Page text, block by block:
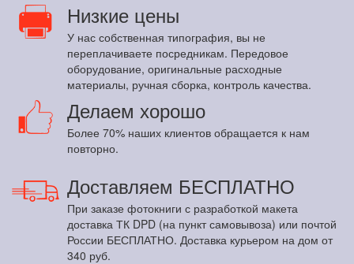
Низкие цены
У нас собственная типография, вы не
переплачиваете посредникам. Передовое
оборудование, оригинальные расходные
материалы, ручная сборка, контроль качества.
Делаем хорошо
Более 70% наших клиентов обращается к нам
повторно.
Доставляем БЕСПЛАТНО
При заказе фотокниги с разработкой макета
доставка ТК DPD (на пункт самовывоза) или почтой
России БЕСПЛАТНО. Доставка курьером на дом от
340 руб.